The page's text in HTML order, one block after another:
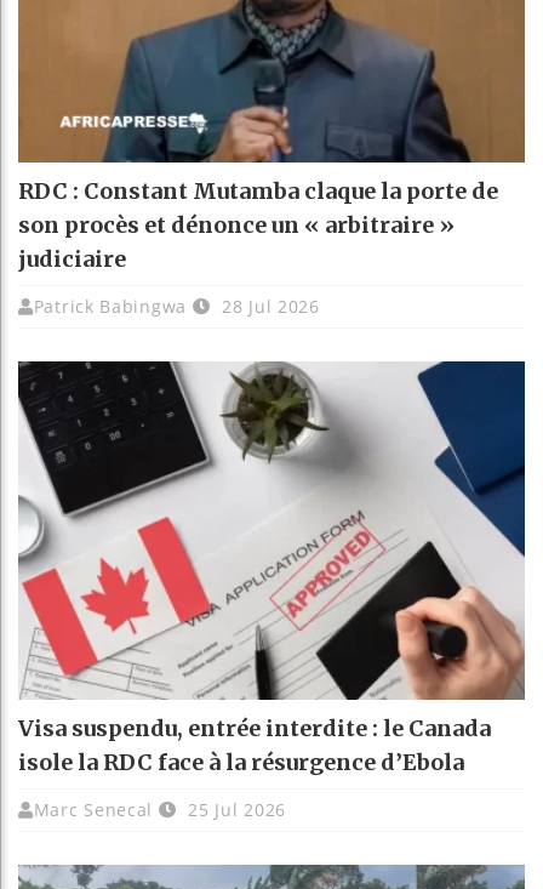
RDC : Constant Mutamba claque la porte de
son procès et dénonce un « arbitraire »
judiciaire
Patrick Babingwa 28 Jul 2026
Visa suspendu, entrée interdite : le Canada
isole la RDC face à la résurgence d’Ebola
Marc Senecal 25 Jul 2026